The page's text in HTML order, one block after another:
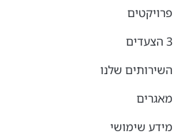
פרויקטים
3 הצעדים
השירותים שלנו
מאגרים
מידע שימושי